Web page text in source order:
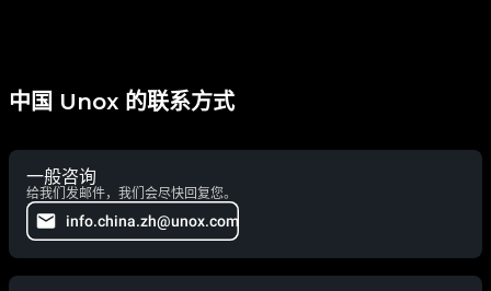
中国 Unox 的联系方式
一般咨询
给我们发邮件，我们会尽快回复您。
info.china.zh@unox.com